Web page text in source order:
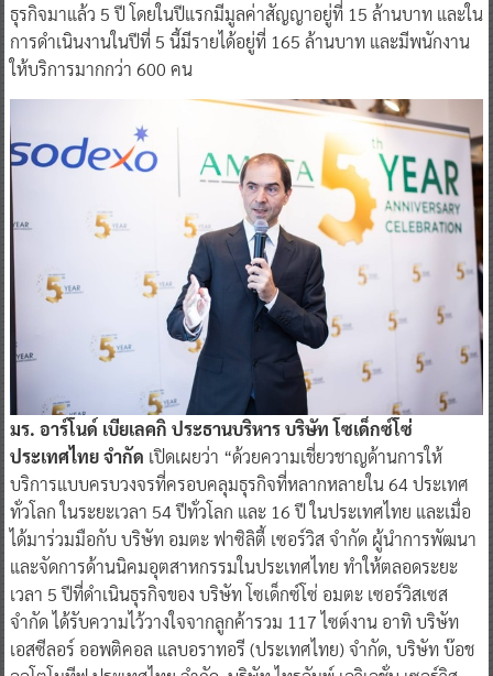
ธุรกิจมาแล้ว 5 ปี โดยในปีแรกมีมูลค่าสัญญาอยู่ที่ 15 ล้านบาท และใน
การดำเนินงานในปีที่ 5 นี้มีรายได้อยู่ที่ 165 ล้านบาท และมีพนักงาน
ให้บริการมากกว่า 600 คน
มร. อาร์โนด์ เบียเลคกิ ประธานบริหาร บริษัท โซเด็กซ์โซ่
ประเทศไทย จำกัด เปิดเผยว่า “ด้วยความเชี่ยวชาญด้านการให้
บริการแบบครบวงจรที่ครอบคลุมธุรกิจที่หลากหลายใน 64 ประเทศ
ทั่วโลก ในระยะเวลา 54 ปีทั่วโลก และ 16 ปี ในประเทศไทย และเมื่อ
ได้มาร่วมมือกับ บริษัท อมตะ ฟาซิลิตี้ เซอร์วิส จำกัด ผู้นำการพัฒนา
และจัดการด้านนิคมอุตสาหกรรมในประเทศไทย ทำให้ตลอดระยะ
เวลา 5 ปีที่ดำเนินธุรกิจของ บริษัท โซเด็กซ์โซ่ อมตะ เซอร์วิสเซส
จำกัด ได้รับความไว้วางใจจากลูกค้ารวม 117 ไซต์งาน อาทิ บริษัท
เอสซีลอร์ ออพติคอล แลบอราทอรี (ประเทศไทย) จำกัด, บริษัท บ๊อช